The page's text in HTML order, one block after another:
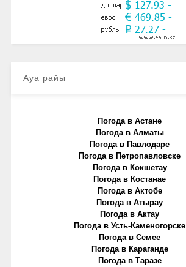
Ауа райы
Погода в Астане
Погода в Алматы
Погода в Павлодаре
Погода в Петропавловске
Погода в Кокшетау
Погода в Костанае
Погода в Актобе
Погода в Атырау
Погода в Актау
Погода в Усть-Каменогорске
Погода в Семее
Погода в Караганде
Погода в Таразе